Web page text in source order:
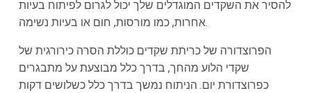
להסיר את השקדים המוגדלים שלך יכול לגרום לפיתוח בעיות
אחרות, כמו מורסות, חום או בעיות נשימה.
הפרוצדורה של כריתת שקדים כוללת הסרה כירורגית של
שקדי הלוע מהחך, בדרך כלל מבוצעת על מתבגרים
כפרוצדורת יום. הניתוח נמשך בדרך כלל כשלושים דקות